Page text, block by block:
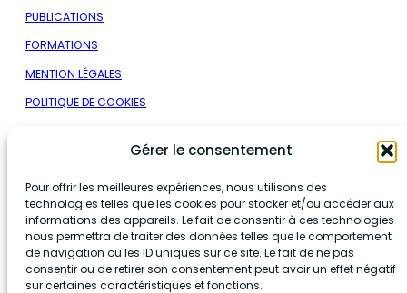
Gérer le consentement
Pour offrir les meilleures expériences, nous utilisons des
technologies telles que les cookies pour stocker et/ou accéder aux
informations des appareils. Le fait de consentir à ces technologies
nous permettra de traiter des données telles que le comportement
de navigation ou les ID uniques sur ce site. Le fait de ne pas
consentir ou de retirer son consentement peut avoir un effet négatif
sur certaines caractéristiques et fonctions.
PUBLICATIONS
FORMATIONS
MENTION LÉGALES
POLITIQUE DE COOKIES
Nous contacter
+33 9 78 45 32 83
contact@adpublica-avocats.fr
Nos bureaux